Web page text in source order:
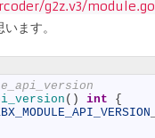
g2z.v3/module.go
ます。
( ) int
{